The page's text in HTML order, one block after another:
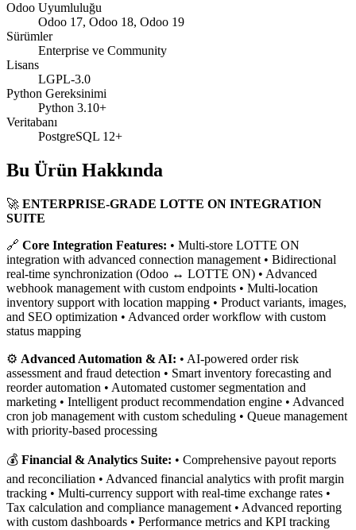
Odoo Uyumluluğu
Odoo 17, Odoo 18, Odoo 19
Sürümler
Enterprise ve Community
Lisans
LGPL-3.0
Python Gereksinimi
Python 3.10+
Veritabanı
PostgreSQL 12+
Bu Ürün Hakkında
🚀 ENTERPRISE-GRADE LOTTE ON INTEGRATION
SUITE
🔗 Core Integration Features: • Multi-store LOTTE ON
integration with advanced connection management • Bidirectional
real-time synchronization (Odoo ↔ LOTTE ON) • Advanced
webhook management with custom endpoints • Multi-location
inventory support with location mapping • Product variants, images,
and SEO optimization • Advanced order workflow with custom
status mapping
⚙️ Advanced Automation & AI: • AI-powered order risk
assessment and fraud detection • Smart inventory forecasting and
reorder automation • Automated customer segmentation and
marketing • Intelligent product recommendation engine • Advanced
cron job management with custom scheduling • Queue management
with priority-based processing
💰 Financial & Analytics Suite: • Comprehensive payout reports
and reconciliation • Advanced financial analytics with profit margin
tracking • Multi-currency support with real-time exchange rates •
Tax calculation and compliance management • Advanced reporting
with custom dashboards • Performance metrics and KPI tracking